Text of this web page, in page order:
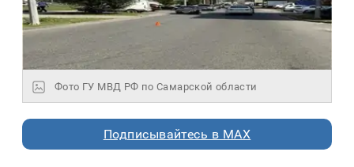
Фото ГУ МВД РФ по Самарской области
Подписывайтесь в MAX